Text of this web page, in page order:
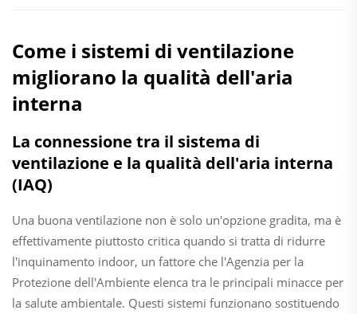
Come i sistemi di ventilazione
migliorano la qualità dell'aria
interna
La connessione tra il sistema di
ventilazione e la qualità dell'aria interna
(IAQ)
Una buona ventilazione non è solo un'opzione gradita, ma è
effettivamente piuttosto critica quando si tratta di ridurre
l'inquinamento indoor, un fattore che l'Agenzia per la
Protezione dell'Ambiente elenca tra le principali minacce per
la salute ambientale. Questi sistemi funzionano sostituendo